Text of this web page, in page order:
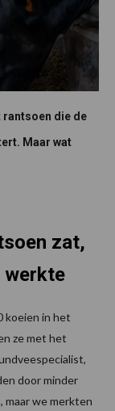
rantsoen die de
Maar wat
zat,
werkte
koeien in het
ze met het
door minder
maar we merkten